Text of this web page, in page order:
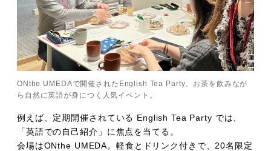
ONthe UMEDAで開催されたEnglish Tea Party。お茶を飲みなが
ら自然に英語が身につく人気イベント。
例えば、定期開催されている English Tea Party では、
「英語での自己紹介」に焦点を当てる。
会場はONthe UMEDA。軽食とドリンク付きで、20名限定